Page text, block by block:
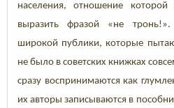
населения, отношение
выразить фразой «не
широкой публики, которые
не было в советских книжках
сразу воспринимаются как
их авторы записываются в